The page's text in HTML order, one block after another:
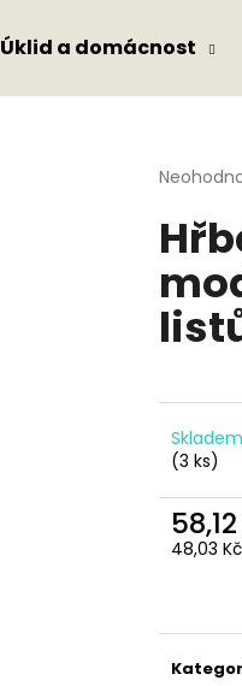
Úklid a domácnost
Průměrné
produktu
je
5
Skladem
(3 ks)
48,03
ETIKETY